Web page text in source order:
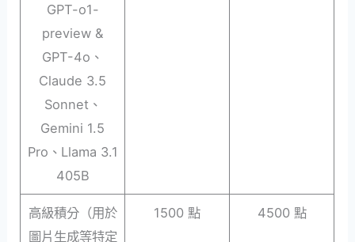
GPT-o1-
preview &
GPT-4o、
Claude 3.5
Sonnet、
Gemini 1.5
Pro、Llama 3.1
405B
高級積分（用於
圖片生成等特定
1500 點 4500 點